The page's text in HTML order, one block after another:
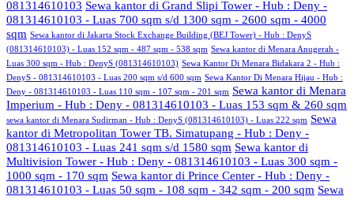
081314610103 Sewa kantor di Grand Slipi Tower - Hub : Deny -
081314610103 - Luas 700 sqm s/d 1300 sqm - 2600 sqm - 4000
sqm Sewa kantor di Jakarta Stock Exchange Building (BEJ Tower) - Hub : DenyS
(081314610103) - Luas 152 sqm - 487 sqm - 538 sqm Sewa kantor di Menara Anugerah -
Luas 300 sqm - Hub : DenyS (081314610103) Sewa Kantor Di Menara Bidakara 2 - Hub :
DenyS - 081314610103 - Luas 200 sqm s/d 600 sqm Sewa Kantor Di Menara Hijau - Hub :
Deny - 081314610103 - Luas 110 sqm - 107 sqm - 201 sqm Sewa kantor di Menara
Imperium - Hub : Deny - 081314610103 - Luas 153 sqm & 260 sqm
sewa kantor di Menara Sudirman - Hub : DenyS (081314610103) - Luas 222 sqm Sewa
kantor di Metropolitan Tower TB. Simatupang - Hub : Deny -
081314610103 - Luas 241 sqm s/d 1580 sqm Sewa kantor di
Multivision Tower - Hub : Deny - 081314610103 - Luas 300 sqm -
1000 sqm - 170 sqm Sewa kantor di Prince Center - Hub : Deny -
081314610103 - Luas 50 sqm - 108 sqm - 342 sqm - 200 sqm Sewa